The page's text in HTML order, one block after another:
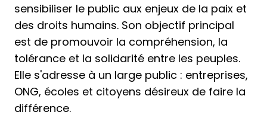
sensibiliser le public aux enjeux de la paix et
des droits humains. Son objectif principal
est de promouvoir la compréhension, la
tolérance et la solidarité entre les peuples.
Elle s'adresse à un large public : entreprises,
ONG, écoles et citoyens désireux de faire la
différence.